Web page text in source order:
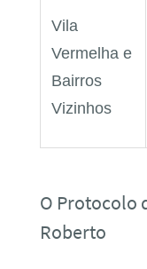
Vila
Vermelha e
Bairros
Vizinhos
O Protocolo
Roberto